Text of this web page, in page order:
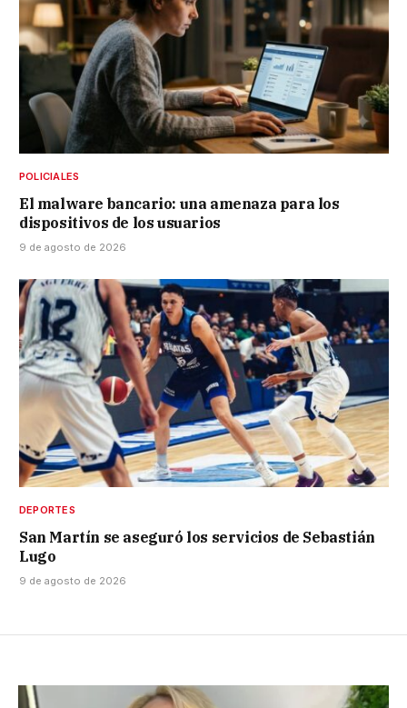
POLICIALES
El malware bancario: una amenaza para los
dispositivos de los usuarios
9 de agosto de 2026
DEPORTES
San Martín se aseguró los servicios de Sebastián
Lugo
9 de agosto de 2026